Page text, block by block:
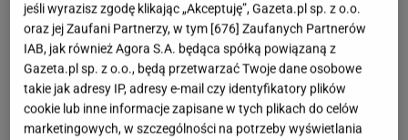
codziennych posiłkach.Do takich dań należą
kładzionki witanowickie, pochodzące z okolic
Wadowic.Ich receptura opiera się na kilku łatwo
dostępnych produktach, a efekt końcowy pokazuje,
że tradycyjna kuchnia wciąż ma wiele do
jeśli wyrazisz zgodę klikając „Akceptuję”, Gazeta.pl sp. z o.o.
oraz jej Zaufani Partnerzy, w tym [676] Zaufanych Partnerów
IAB, jak również Agora S.A. będąca spółką powiązaną z
Gazeta.pl sp. z o.o., będą przetwarzać Twoje dane osobowe
takie jak adresy IP, adresy e-mail czy identyfikatory plików
cookie lub inne informacje zapisane w tych plikach do celów
marketingowych, w szczególności na potrzeby wyświetlania